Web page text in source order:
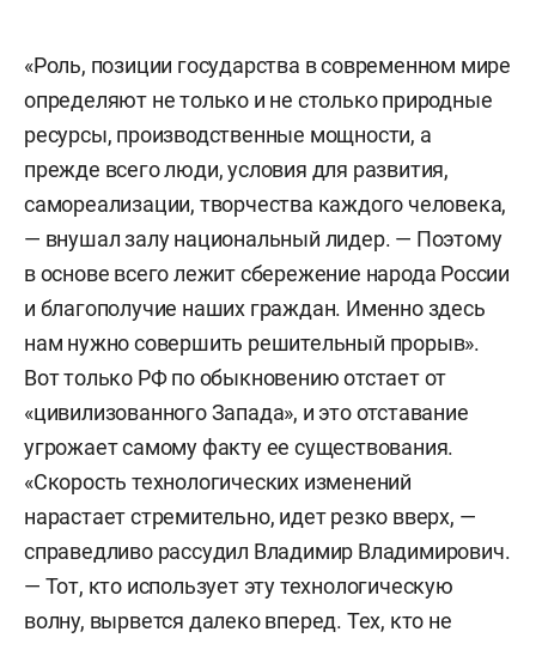
«Роль, позиции государства в современном мире
определяют не только и не столько природные
ресурсы, производственные мощности, а
прежде всего люди, условия для развития,
самореализации, творчества каждого человека,
— внушал залу национальный лидер. — Поэтому
в основе всего лежит сбережение народа России
и благополучие наших граждан. Именно здесь
нам нужно совершить решительный прорыв».
Вот только РФ по обыкновению отстает от
«цивилизованного Запада», и это отставание
угрожает самому факту ее существования.
«Скорость технологических изменений
нарастает стремительно, идет резко вверх, —
справедливо рассудил Владимир Владимирович.
— Тот, кто использует эту технологическую
волну, вырвется далеко вперед. Тех, кто не